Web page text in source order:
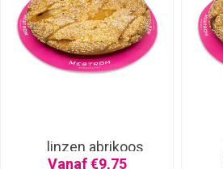
linzen abrikoos
Vanaf €9,75